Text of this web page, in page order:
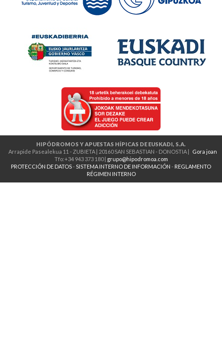
HIPÓDROMOS Y APUESTAS HÍPICAS DE EUSKADI, S.A.
Gora joan
Arrapide Pasealekua 11 - ZUBIETA | 20160 SAN SEBASTIAN - DONOSTIA |
Tfo:+34 943 373 180 | grupo@hipodromoa.com
PROTECCIÓN DE DATOS-SISTEMA INTERNO DE INFORMACIÓN - REGLAMENTO
RÉGIMEN INTERNO